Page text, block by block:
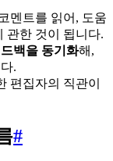
멘트를 읽어, 도움
관한 것이 됩니다.
백을 동기화해,
.
편집자의 직관이
#